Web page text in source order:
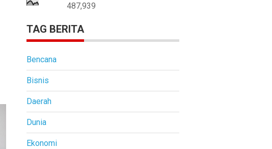
487,939
TAG BERITA
Bencana
Bisnis
Daerah
Dunia
Ekonomi